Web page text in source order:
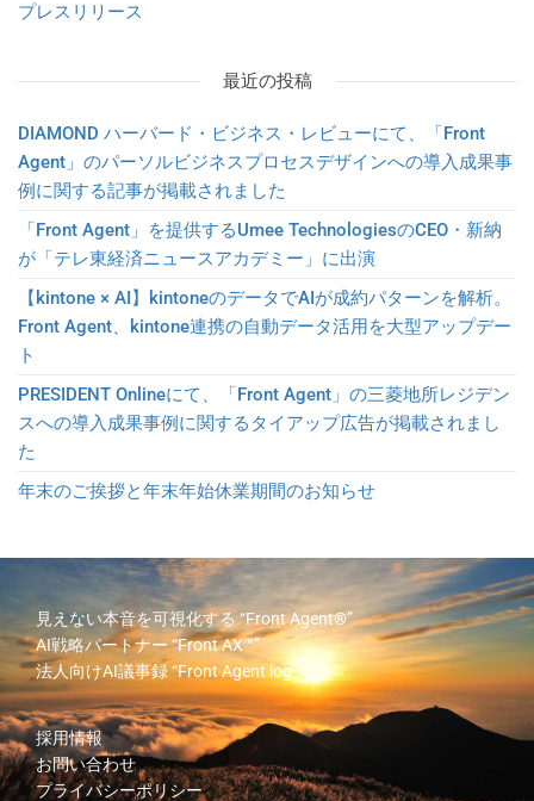
プレスリリース
最近の投稿
DIAMOND ハーバード・ビジネス・レビューにて、「Front
Agent」のパーソルビジネスプロセスデザインへの導入成果事
例に関する記事が掲載されました
「Front Agent」を提供するUmee TechnologiesのCEO・新納
が「テレ東経済ニュースアカデミー」に出演
【kintone × AI】kintoneのデータでAIが成約パターンを解析。
Front Agent、kintone連携の自動データ活用を大型アップデー
ト
PRESIDENT Onlineにて、「Front Agent」の三菱地所レジデン
スへの導入成果事例に関するタイアップ広告が掲載されまし
た
年末のご挨拶と年末年始休業期間のお知らせ
見えない本音を可視化する“Front Agent®”
AI戦略パートナー“Front AX™”
法人向けAI議事録“Front Agent log”
採用情報
お問い合わせ
プライバシーポリシー